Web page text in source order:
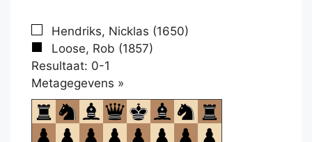
Hendriks, Nicklas (1650)
Loose, Rob (1857)
Resultaat: 0-1
Metagegevens »
om
te
openen.